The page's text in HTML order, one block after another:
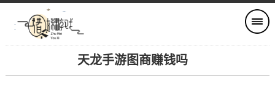
天龙手游图商赚钱吗